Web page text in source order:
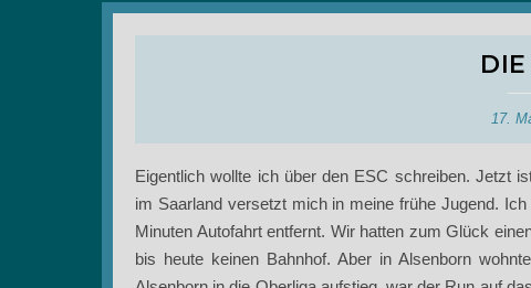
17.
Eigentlich wollte ich über den ESC schreiben. Jetzt
im Saarland versetzt mich in meine frühe Jugend.
Minuten Autofahrt entfernt. Wir hatten zum Glück
bis heute keinen Bahnhof. Aber in Alsenborn